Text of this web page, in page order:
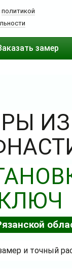
политикой
ИЗ
и точный